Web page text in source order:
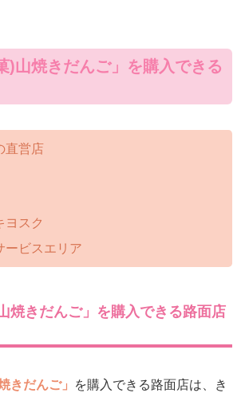
)山焼きだんご」を購入できる
直営店
ヨスク
ービスエリア
焼きだんご」を購入できる路面店
きだんご」
を購入できる路面店は、き